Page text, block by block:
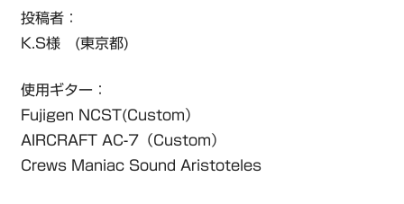
投稿者：
K.S様 (東京都)
使用ギター：
Fujigen NCST(Custom）
AIRCRAFT AC-7（Custom）
Crews Maniac Sound Aristoteles